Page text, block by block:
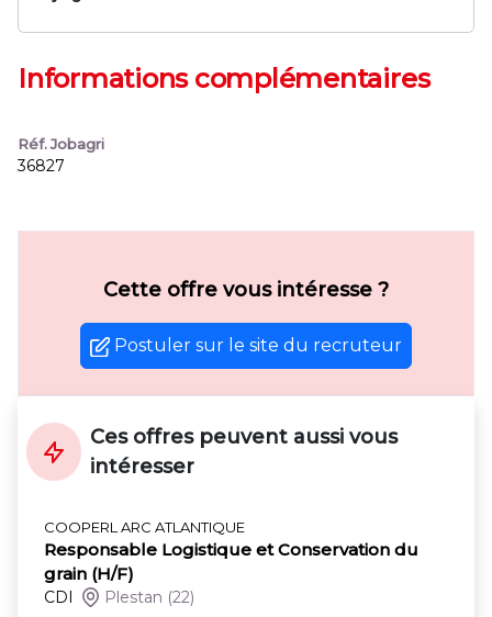
Informations complémentaires
Réf. Jobagri
36827
Cette offre vous intéresse ?
Postuler sur le site du recruteur
Ces offres peuvent aussi vous
intéresser
COOPERL ARC ATLANTIQUE
Responsable Logistique et Conservation du
grain (H/F)
CDI Plestan (22)